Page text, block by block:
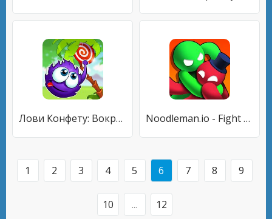
Лови Конфету: Вокруг Света Noodleman.io - Fight Party Games
1 2 3 4 5 6 7 8 9
10 ... 12